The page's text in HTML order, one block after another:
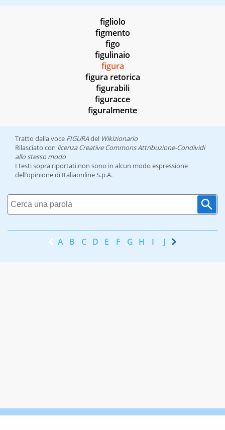
figliolo
figmento
figo
figulinaio
figura
figura retorica
figurabili
figuracce
figuralmente
Tratto dalla voce FIGURAdel Wikizionario
Rilasciato con licenza Creative Commons Attribuzione-Condividi
allo stesso modo
I testi sopra riportati non sono in alcun modo espressione
dell’opinione di Italiaonline S.p.A.
A B C D E F G H I J K